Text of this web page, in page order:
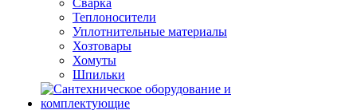
Сварка
Теплоносители
Уплотнительные материалы
Хозтовары
Хомуты
Шпильки